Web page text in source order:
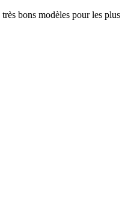
bons modèles pour les plus